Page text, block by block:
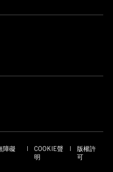
障礙
COOKIE聲
明
版權許
可